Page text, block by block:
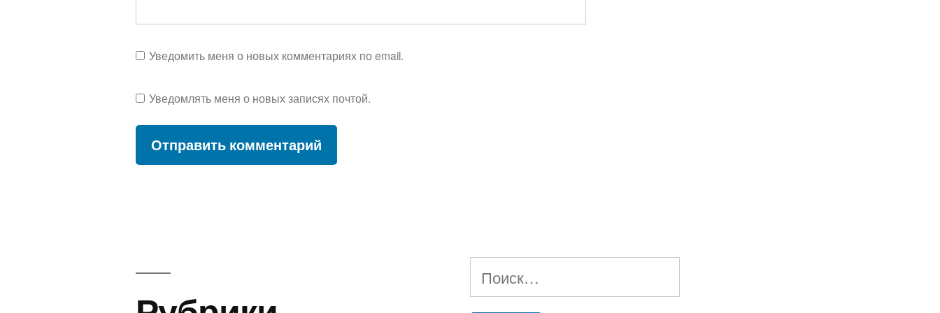
Уведомить меня о новых комментариях по email.
Уведомлять меня о новых записях почтой.
Найти: